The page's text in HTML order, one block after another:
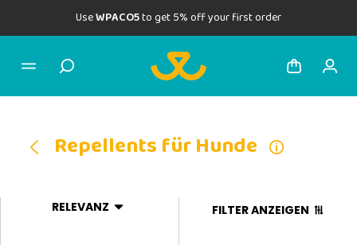
UseWPACO5to get 5% off your first order
Repellents für Hunde
RELEVANZ FILTER ANZEIGEN